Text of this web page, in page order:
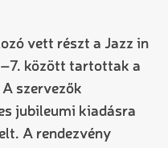
vett részt a Jazz in
között tartottak a
szervezők
jubileumi kiadásra
A rendezvény